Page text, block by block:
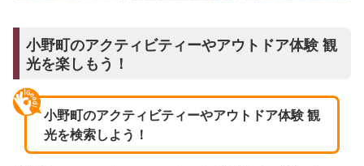
小野町のアクティビティーやアウトドア体験 観
光を楽しもう！
小野町のアクティビティーやアウトドア体験 観
光を検索しよう！